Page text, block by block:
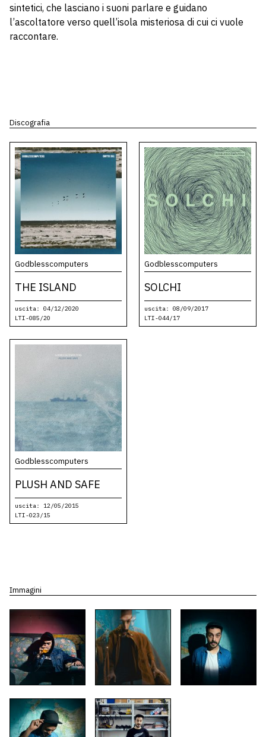
sintetici, che lasciano i suoni parlare e guidano
l’ascoltatore verso quell’isola misteriosa di cui ci vuole
raccontare.
Discografia
Godblesscomputers
THE ISLAND
uscita: 04/12/2020
LTI-085/20
Godblesscomputers
SOLCHI
uscita: 08/09/2017
LTI-044/17
Godblesscomputers
PLUSH AND SAFE
uscita: 12/05/2015
LTI-023/15
Immagini